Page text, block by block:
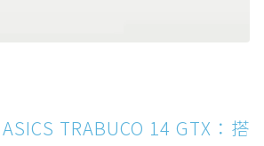
TRABUCO 14 GTX：搭